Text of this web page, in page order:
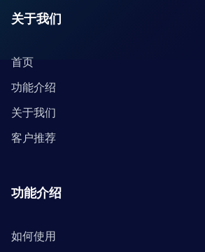
关于我们
首页
功能介绍
关于我们
客户推荐
功能介绍
如何使用